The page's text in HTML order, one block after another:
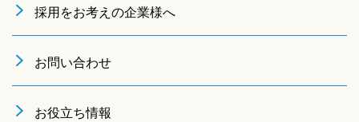
採用をお考えの企業様へ
お問い合わせ
お役立ち情報